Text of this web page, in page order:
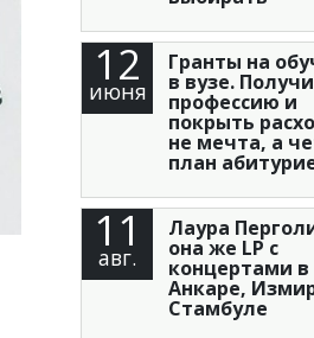
12
июня
Гранты на
в вузе.
профессию и
покрыть
не мечта, а
план
11
авг.
Лаура
она же LP с
концертами в
Анкаре,
Стамбуле